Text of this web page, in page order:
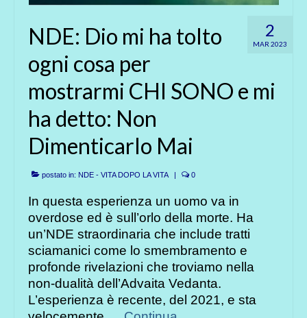
2
MAR 2023
NDE: Dio mi ha tolto
ogni cosa per
mostrarmi CHI SONO e mi
ha detto: Non
Dimenticarlo Mai
postato in: NDE - VITA DOPO LA VITA | 0
In questa esperienza un uomo va in
overdose ed è sull’orlo della morte. Ha
un’NDE straordinaria che include tratti
sciamanici come lo smembramento e
profonde rivelazioni che troviamo nella
non-dualità dell’Advaita Vedanta.
L’esperienza è recente, del 2021, e sta